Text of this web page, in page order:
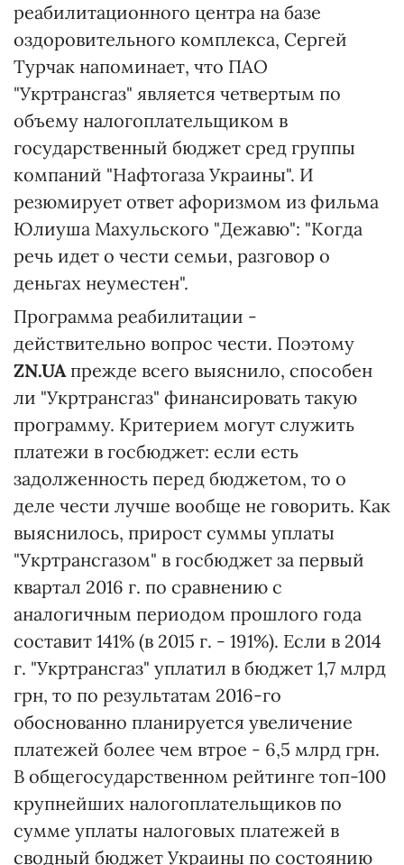
реабилитационного центра на базе
оздоровительного комплекса, Сергей
Турчак напоминает, что ПАО
"Укртрансгаз" является четвертым по
объему налогоплательщиком в
государственный бюджет сред группы
компаний "Нафтогаза Украины". И
резюмирует ответ афоризмом из фильма
Юлиуша Махульского "Дежавю": "Когда
речь идет о чести семьи, разговор о
деньгах неуместен".
Программа реабилитации -
действительно вопрос чести. Поэтому
ZN.UAпрежде всего выяснило, способен
ли "Укртрансгаз" финансировать такую
программу. Критерием могут служить
платежи в госбюджет: если есть
задолженность перед бюджетом, то о
деле чести лучше вообще не говорить. Как
выяснилось, прирост суммы уплаты
"Укртрансгазом" в госбюджет за первый
квартал 2016 г. по сравнению с
аналогичным периодом прошлого года
составит 141% (в 2015 г. - 191%). Если в 2014
г. "Укртрансгаз" уплатил в бюджет 1,7 млрд
грн, то по результатам 2016-го
обоснованно планируется увеличение
платежей более чем втрое - 6,5 млрд грн.
В общегосударственном рейтинге топ-100
крупнейших налогоплательщиков по
сумме уплаты налоговых платежей в
сводный бюджет Украины по состоянию